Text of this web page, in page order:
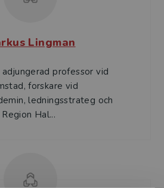
Lingman
adjungerad professor vid
forskare vid
ledningsstrateg och
Hal...